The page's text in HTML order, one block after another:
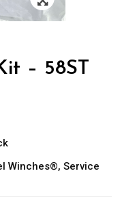
– 58ST
Winches®, Service